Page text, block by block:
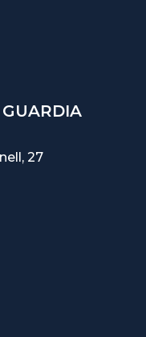
27